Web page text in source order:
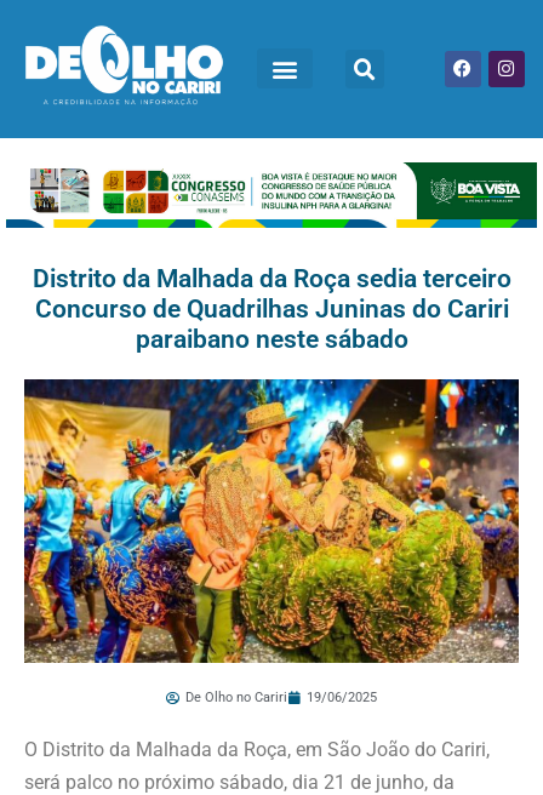
Distrito da Malhada da Roça sedia terceiro
Concurso de Quadrilhas Juninas do Cariri
paraibano neste sábado
De Olho no Cariri 19/06/2025
O Distrito da Malhada da Roça, em São João do Cariri,
será palco no próximo sábado, dia 21 de junho, da